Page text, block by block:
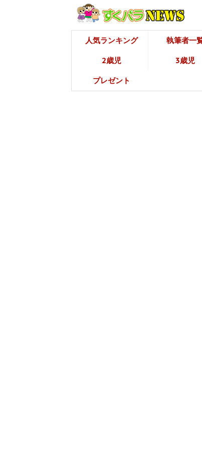
人気ランキング 執筆者一
2歳児 3歳児
プレゼント